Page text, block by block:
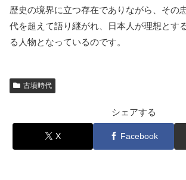
歴史の境界に立つ存在でありながら、その
代を超えて語り継がれ、日本人が理想とす
る人物となっているのです。
古墳時代
シェアする
X Facebook